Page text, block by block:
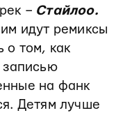
– Стайлоо.
идут ремиксы
о том, как
записью
на фанк
Детям лучше